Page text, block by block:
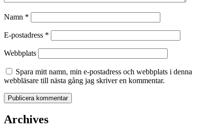
Namn *
E-postadress *
Webbplats
Spara mitt namn, min e-postadress och webbplats i denna
webbläsare till nästa gång jag skriver en kommentar.
Archives